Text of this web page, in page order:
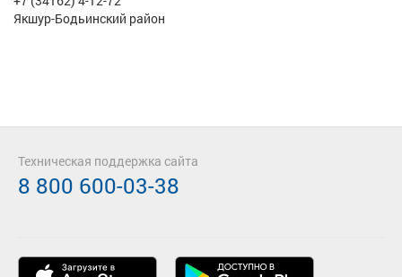
Якшур-Бодьинский район
Техническая поддержка сайта
8 800 600-03-38